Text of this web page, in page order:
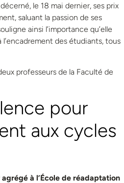
le 18 mai dernier, ses prix
saluant la passion de ses
ainsi l’importance qu’elle
des étudiants, tous
professeurs de la Faculté de
pour
aux cycles
à l’École de réadaptation